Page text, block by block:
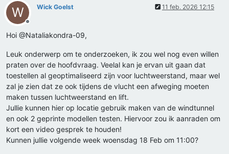
W
Offline
Wick Goelst 11 feb. 2026 12:15
Hoi @Nataliakondra-09,
Leuk onderwerp om te onderzoeken, ik zou wel nog even willen
praten over de hoofdvraag. Veelal kan je ervan uit gaan dat
toestellen al geoptimaliseerd zijn voor luchtweerstand, maar wel
zal je zien dat ze ook tijdens de vlucht een afweging moeten
maken tussen luchtweerstand en lift.
Jullie kunnen hier op locatie gebruik maken van de windtunnel
en ook 2 geprinte modellen testen. Hiervoor zou ik aanraden om
kort een video gesprek te houden!
Kunnen jullie volgende week woensdag 18 Feb om 11:00?